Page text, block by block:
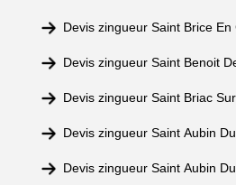
Devis zingueur Saint Brice En
Devis zingueur Saint Benoit
Devis zingueur Saint Briac
Devis zingueur Saint Aubin
Devis zingueur Saint Aubin